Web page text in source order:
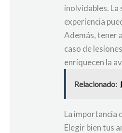
inolvidables. La
experiencia
Además, tener
caso de
enriquecen la
Relacionado:
La importancia
Elegir bien tus